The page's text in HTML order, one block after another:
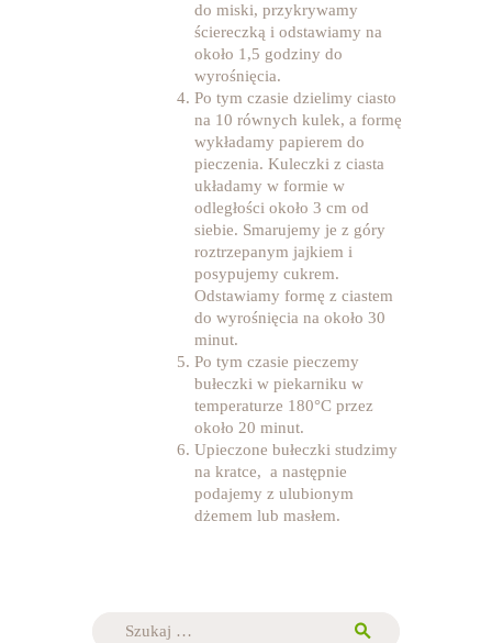
do miski, przykrywamy
ściereczką i odstawiamy na
około 1,5 godziny do
wyrośnięcia.
Po tym czasie dzielimy ciasto
na 10 równych kulek, a formę
wykładamy papierem do
pieczenia. Kuleczki z ciasta
układamy w formie w
odległości około 3 cm od
siebie. Smarujemy je z góry
roztrzepanym jajkiem i
posypujemy cukrem.
Odstawiamy formę z ciastem
do wyrośnięcia na około 30
minut.
Po tym czasie pieczemy
bułeczki w piekarniku w
temperaturze 180°C przez
około 20 minut.
Upieczone bułeczki studzimy
na kratce, a następnie
podajemy z ulubionym
dżemem lub masłem.
Szukaj: